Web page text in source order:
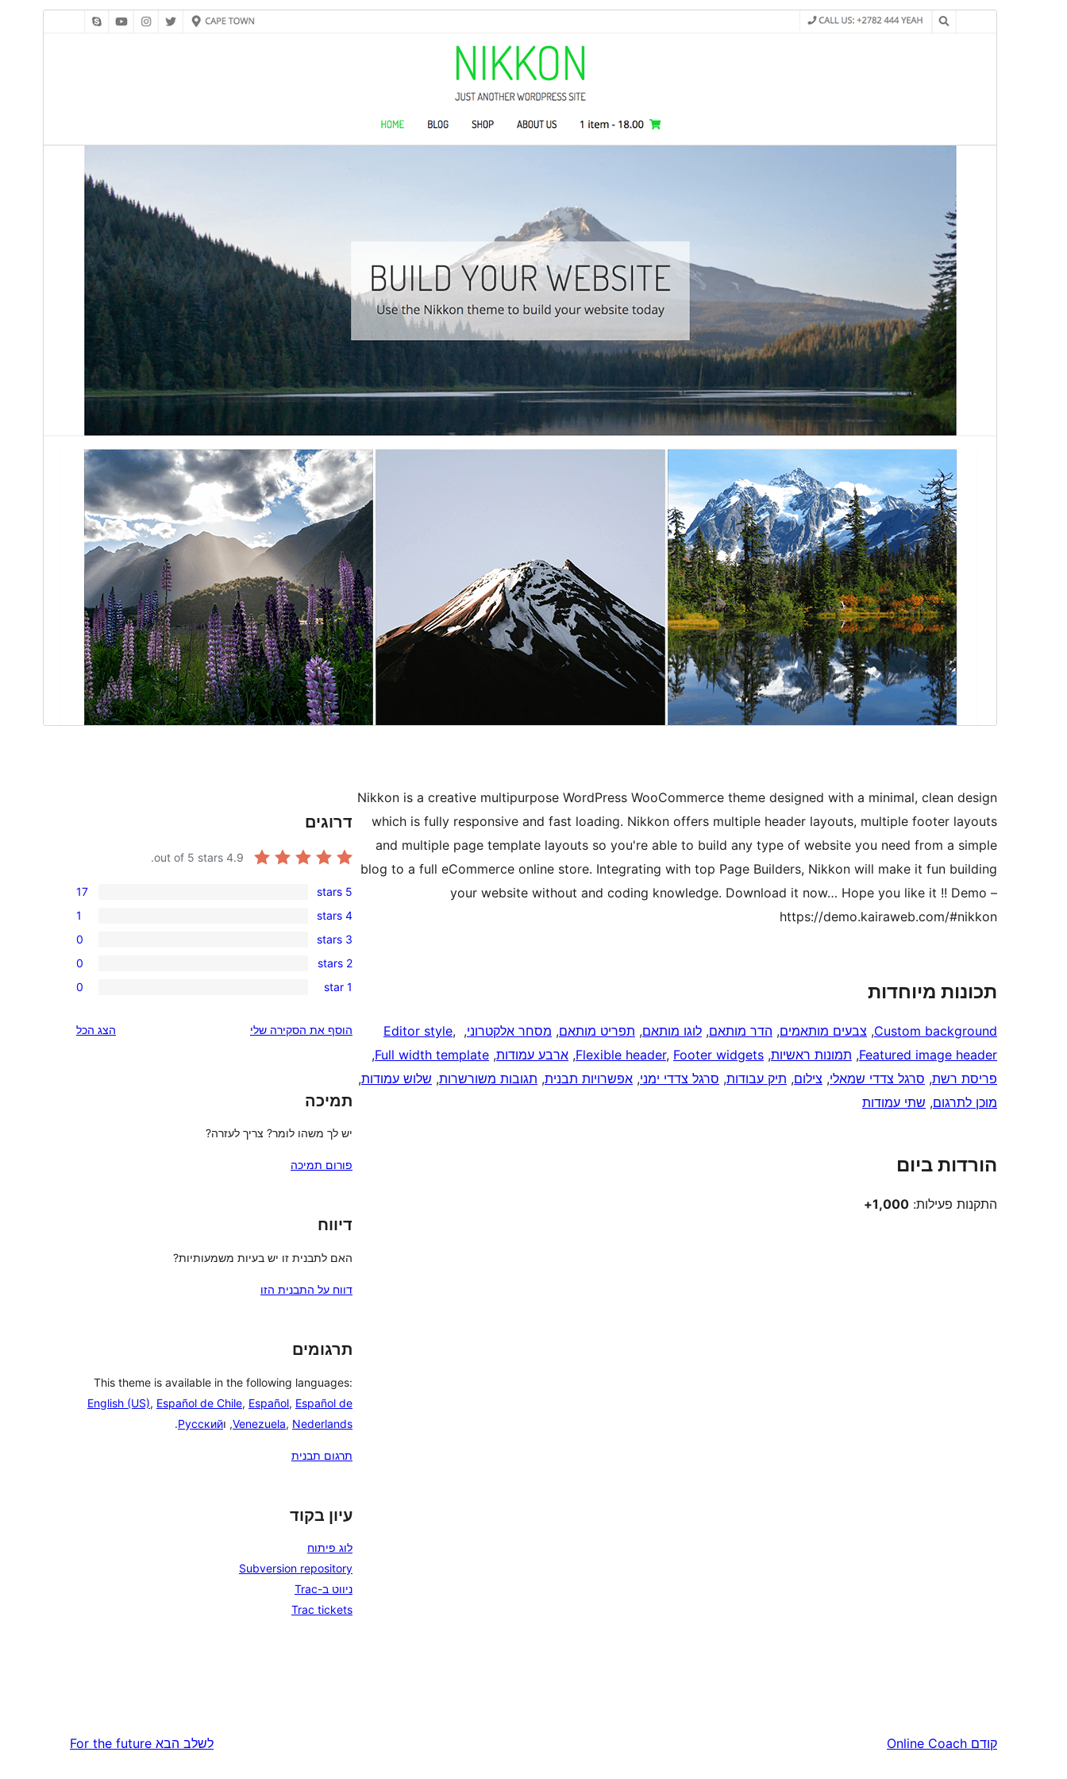
הורדה
Nikkon is a creative multipurpose WordPress WooCommerce theme designed with a minimal, clean design
which is fully responsive and fast loading. Nikkon offers multiple header layouts, multiple footer layouts
and multiple page template layouts so you're able to build any type of website you need from a simple
blog to a full eCommerce online store. Integrating with top Page Builders, Nikkon will make it fun building
your website without and coding knowledge. Download it now… Hope you like it !! Demo –
https://demo.kairaweb.com/#nikkon
תכונות מיוחדות
Custom background
, צבעים מותאמים, הדר מותאם, לוגו מותאם, תפריט מותאם, מסחר אלקטרוני,
Editor style
Featured image header
, תמונות ראשיות,
Flexible header, Footer widgets
, ארבע עמודות,
Full width template
,
פריסת רשת, סרגל צדדי שמאלי, צילום, תיק עבודות, סרגל צדדי ימני, אפשרויות תבנית, תגובות משורשרות, שלוש עמודות,
מוכן לתרגום, שתי עמודות
הורדות ביום
התקנות פעילות: 1,000+
דרוגים
4.9
17
5-
star
reviews
5 stars
17
1
4-
star
review
4 stars
1
0
3-
star
3 stars
0
0
reviews
2 stars
0
0
star
1 star
0
הוסף את הסקירה שלי הצג הכל
תמיכה
יש לך משהו לומר? צריך לעזרה?
פורום תמיכה
דיווח
האם לתבנית זו יש בעיות משמעותיות?
דווח על התבנית הזו
תרגומים
This theme is available in the following languages:
English (US), Español de Chile, Español, Español de
Venezuela, Nederlands , וРусский
.
תרגום תבנית
עיון בקוד
לוג פיתוח
Subversion repository
ניווט ב-Trac
Trac tickets
קודם Online Coach לשלב הבא For the future